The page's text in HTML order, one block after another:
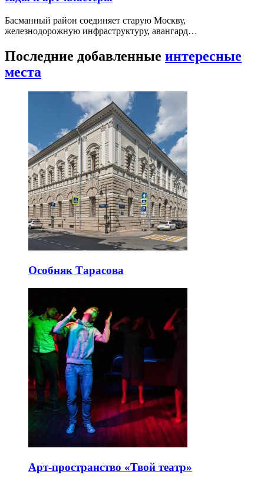
Басманный район соединяет старую Москву,
железнодорожную инфраструктуру, авангард…
Последние добавленные интересные
места
Особняк Тарасова
Арт-пространство «Твой театр»